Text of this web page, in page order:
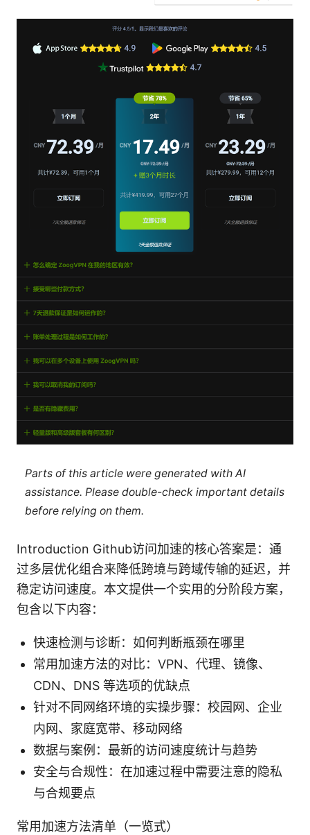
Parts of this article were generated with AI
assistance. Please double-check important details
before relying on them.
Introduction Github访问加速的核心答案是：通
过多层优化组合来降低跨境与跨域传输的延迟，并
稳定访问速度。本文提供一个实用的分阶段方案，
包含以下内容：
快速检测与诊断：如何判断瓶颈在哪里
常用加速方法的对比：VPN、代理、镜像、
CDN、DNS 等选项的优缺点
针对不同网络环境的实操步骤：校园网、企业
内网、家庭宽带、移动网络
数据与案例：最新的访问速度统计与趋势
安全与合规性：在加速过程中需要注意的隐私
与合规要点
常用加速方法清单（一览式）